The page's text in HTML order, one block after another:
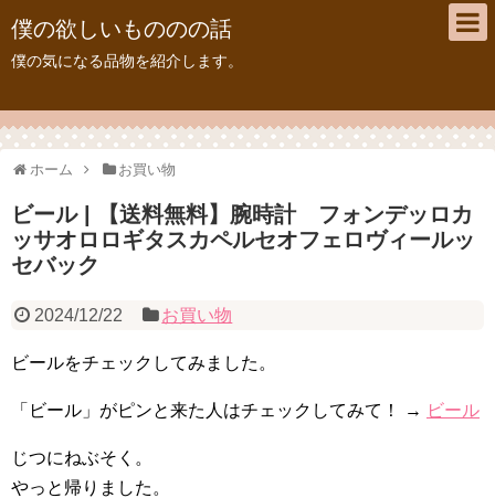
僕の欲しいもののの話
僕の気になる品物を紹介します。
ホーム お買い物
ビール | 【送料無料】腕時計 フォンデッロカ
ッサオロロギタスカペルセオフェロヴィールッ
セバック
2024/12/22 お買い物
ビールをチェックしてみました。
「ビール」がピンと来た人はチェックしてみて！ → ビール
じつにねぶそく。
やっと帰りました。